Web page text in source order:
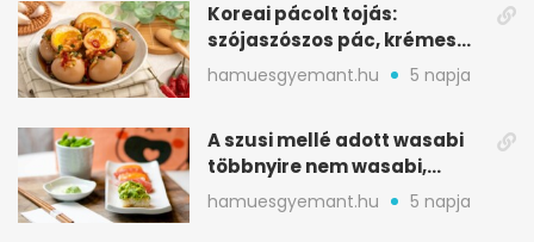
Koreai pácolt tojás:
szójaszószos pác, krémes
sárgája, pár óra alatt
hamuesgyemant.hu 5 napja
A szusi mellé adott wasabi
többnyire nem wasabi,
hanem fűszerkeverék
hamuesgyemant.hu 5 napja